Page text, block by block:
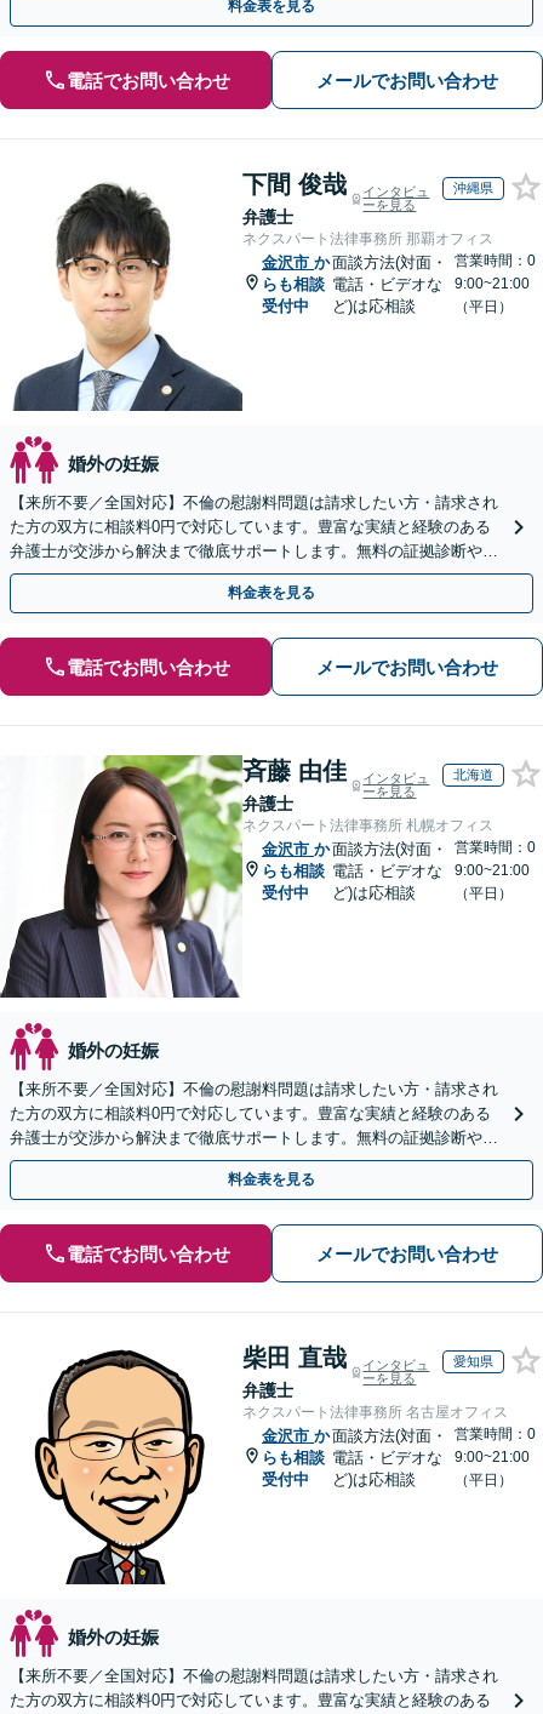
料金表を見る
電話でお問い合わせ メールでお問い合わせ
下間 俊哉
弁護士
インタビュ
ーを見る
沖縄県
ネクスパート法律事務所 那覇オフィス
金沢市 か
らも相談
受付中
面談方法(対面・
電話・ビデオな
ど)は応相談
営業時間：0
9:00~21:00
（平日）
婚外の妊娠
【来所不要／全国対応】不倫の慰謝料問題は請求したい方・請求され
た方の双方に相談料0円で対応しています。豊富な実績と経験のある
弁護士が交渉から解決まで徹底サポートします。無料の証拠診断や着
手金の返還保証もありますので安心してご相談ください。
料金表を見る
電話でお問い合わせ メールでお問い合わせ
斉藤 由佳
弁護士
インタビュ
ーを見る
北海道
ネクスパート法律事務所 札幌オフィス
金沢市 か
らも相談
受付中
面談方法(対面・
電話・ビデオな
ど)は応相談
営業時間：0
9:00~21:00
（平日）
婚外の妊娠
【来所不要／全国対応】不倫の慰謝料問題は請求したい方・請求され
た方の双方に相談料0円で対応しています。豊富な実績と経験のある
弁護士が交渉から解決まで徹底サポートします。無料の証拠診断や着
手金の返還保証もありますので安心してご相談ください。
料金表を見る
電話でお問い合わせ メールでお問い合わせ
柴田 直哉
弁護士
インタビュ
ーを見る
愛知県
ネクスパート法律事務所 名古屋オフィス
金沢市 か
らも相談
受付中
面談方法(対面・
電話・ビデオな
ど)は応相談
営業時間：0
9:00~21:00
（平日）
婚外の妊娠
【来所不要／全国対応】不倫の慰謝料問題は請求したい方・請求され
た方の双方に相談料0円で対応しています。豊富な実績と経験のある